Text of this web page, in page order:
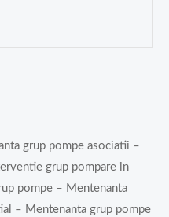
grup pompe asociatii –
grup pompare in
pompe – Mentenanta
– Mentenanta grup pompe